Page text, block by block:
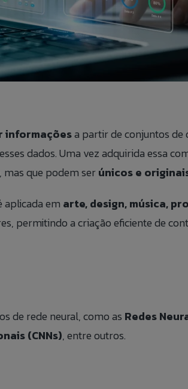
informaçõesa partir de conjuntos de
dados. Uma vez adquirida essa
que podem serúnicos e
aplicada em arte, design, música,
permitindo a criação eficiente de
de rede neural, como as Redes
(CNNs), entre outros.